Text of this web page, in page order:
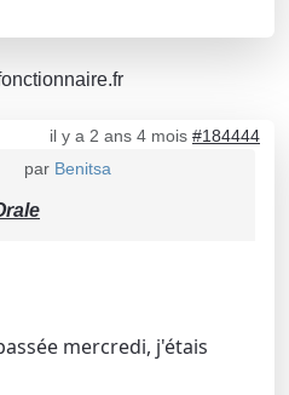
il y a 2 ans 4 mois #184444
par Benitsa
mercredi, j'étais